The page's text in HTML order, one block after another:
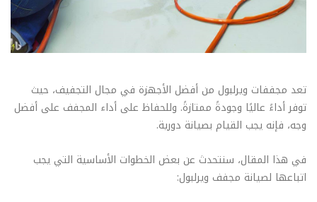
تعد مجففات ويرلبول من أفضل الأجهزة في مجال التجفيف، حيث
توفر أداءً عاليًا وجودةً ممتازةً. وللحفاظ على أداء المجفف على أفضل
وجه، فإنه يجب القيام بصيانة دورية.
في هذا المقال، سنتحدث عن بعض الخطوات الأساسية التي يجب
اتباعها لصيانة مجفف ويرلبول: